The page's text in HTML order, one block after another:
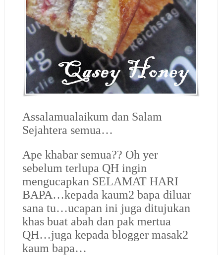
Assalamualaikum dan Salam
Sejahtera semua…
Ape khabar semua?? Oh yer
sebelum terlupa QH ingin
mengucapkan SELAMAT HARI
BAPA…kepada kaum2 bapa diluar
sana tu…ucapan ini juga ditujukan
khas buat abah dan pak mertua
QH…juga kepada blogger masak2
kaum bapa…